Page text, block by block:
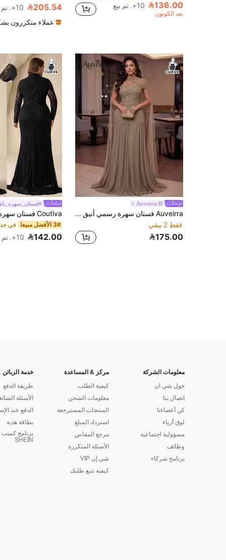
136.00 10+. تم بيع
بعد الكوبون
205.54 10+. تم بيع
عملاء متكررون
Auveirra
Auveirra فستان سهرة رسمي أنيق بني اللون للشتاء بمقاسات كبيرة، ملابس مناسبات خاصة للسيدات للحفلات والزفاف
فقط 2 بيقي
175.00
3# الأفضل مبيعا
142.00 10+. تم بيع
معلومات الشركة
حول شي ان
اتصال بنا
كن أعضاءنا
لوق أزياء
مسؤولية اجتماعية
وظائف
برنامج شركاء
مركز & المساعدة
كيفية الطلب
معلومات الشحن
المنتجات المسترجعة
استرداد المبلغ
مرجع المقاس
الأسئلة المتكررة
شي إن VIP
كيفية تتبع طلبك
خدمة الزبائن
طريقة الدفع
الأسئلة
الدفع عند
بطاقة هدية
برنامج كسب
SHEIN